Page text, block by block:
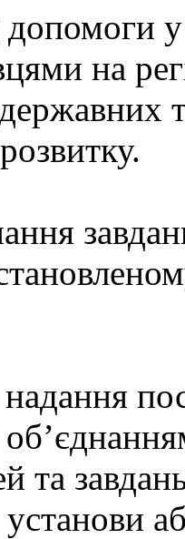
у
на
та